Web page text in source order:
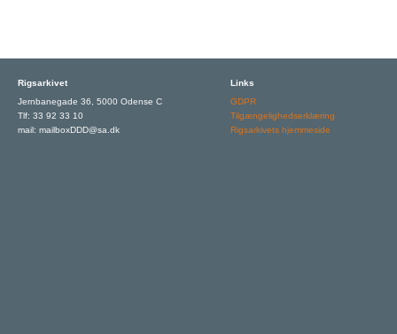
Rigsarkivet
Jernbanegade 36, 5000 Odense C
Tlf: 33 92 33 10
mail: mailboxDDD@sa.dk
Links
GDPR
Tilgængelighedserklæring
Rigsarkivets hjemmeside